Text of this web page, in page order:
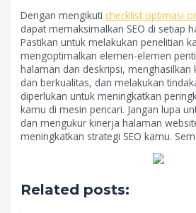
Dengan mengikuti checklist optimasi
dapat memaksimalkan SEO di setiap
Pastikan untuk melakukan penelitian
mengoptimalkan elemen-elemen
halaman dan deskripsi, menghasilkan
dan berkualitas, dan melakukan
diperlukan untuk meningkatkan
kamu di mesin pencari. Jangan lupa
dan mengukur kinerja halaman
meningkatkan strategi SEO kamu.
Related posts: